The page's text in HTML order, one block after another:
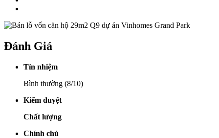
Đánh Giá
Tín nhiệm
Bình thường (8/10)
Kiểm duyệt
Chất lượng
Chính chủ